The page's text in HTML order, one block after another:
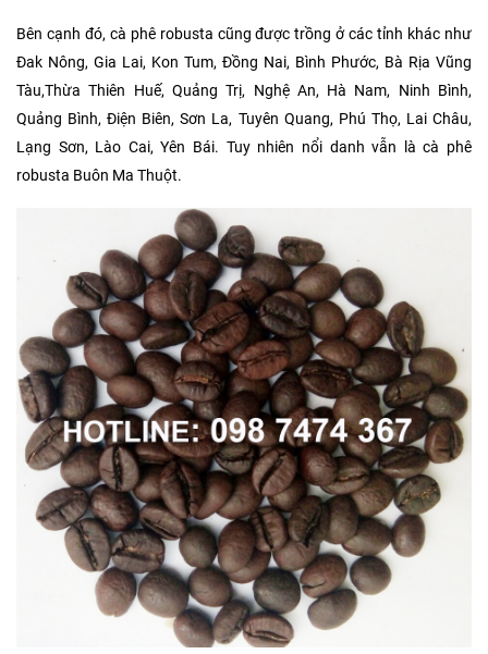
Bên cạnh đó, cà phê robusta cũng được trồng ở các tỉnh khác như
Đak Nông, Gia Lai, Kon Tum, Đồng Nai, Bình Phước, Bà Rịa Vũng
Tàu,Thừa Thiên Huế, Quảng Trị, Nghệ An, Hà Nam, Ninh Bình,
Quảng Bình, Điện Biên, Sơn La, Tuyên Quang, Phú Thọ, Lai Châu,
Lạng Sơn, Lào Cai, Yên Bái. Tuy nhiên nổi danh vẫn là cà phê
robusta Buôn Ma Thuột.